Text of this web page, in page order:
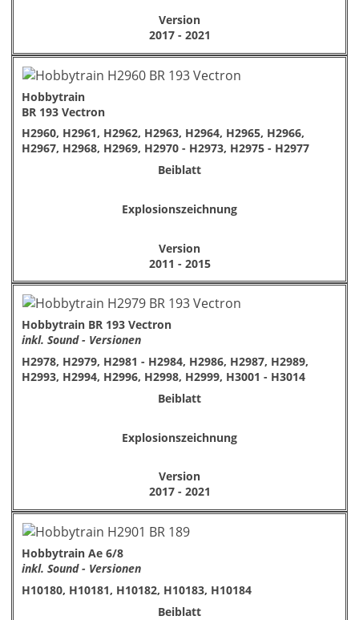
Version
2017 - 2021
Hobbytrain
BR 193 Vectron
H2960, H2961, H2962, H2963, H2964, H2965, H2966,
H2967, H2968, H2969, H2970 - H2973, H2975 - H2977
Beiblatt
Explosionszeichnung
Version
2011 - 2015
Hobbytrain BR 193 Vectron
inkl. Sound - Versionen
H2978, H2979, H2981 - H2984, H2986, H2987, H2989,
H2993, H2994, H2996, H2998, H2999, H3001 - H3014
Beiblatt
Explosionszeichnung
Version
2017 - 2021
Hobbytrain Ae 6/8
inkl. Sound - Versionen
H10180, H10181, H10182, H10183, H10184
Beiblatt